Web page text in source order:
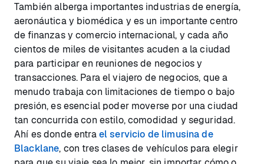
También alberga importantes industrias de energía,
aeronáutica y biomédica y es un importante centro
de finanzas y comercio internacional, y cada año
cientos de miles de visitantes acuden a la ciudad
para participar en reuniones de negocios y
transacciones. Para el viajero de negocios, que a
menudo trabaja con limitaciones de tiempo o bajo
presión, es esencial poder moverse por una ciudad
tan concurrida con estilo, comodidad y seguridad.
Ahí es donde entrael servicio de limusina de
Blacklane, con tres clases de vehículos para elegir